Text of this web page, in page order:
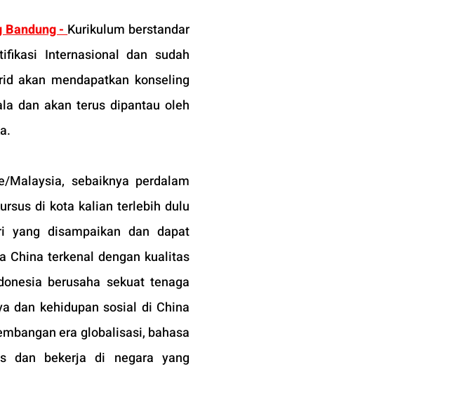
Bandung - Kurikulum berstandar
Internasional dan sudah
akan mendapatkan konseling
dan akan terus dipantau oleh
sebaiknya perdalam
di kota kalian terlebih dulu
disampaikan dan dapat
China terkenal dengan kualitas
berusaha sekuat tenaga
dan kehidupan sosial di China
era globalisasi, bahasa
dan bekerja di negara yang